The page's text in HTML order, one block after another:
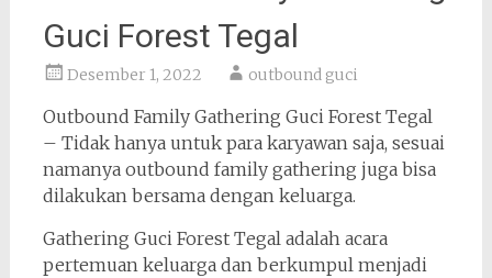
Guci Forest Tegal
Desember 1, 2022 outbound guci
Outbound Family Gathering Guci Forest Tegal
– Tidak hanya untuk para karyawan saja, sesuai
namanya outbound family gathering juga bisa
dilakukan bersama dengan keluarga.
Gathering Guci Forest Tegal adalah acara
pertemuan keluarga dan berkumpul menjadi